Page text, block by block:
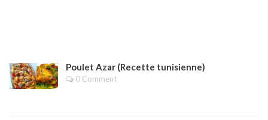
Poulet Azar (Recette tunisienne)
0 Comment